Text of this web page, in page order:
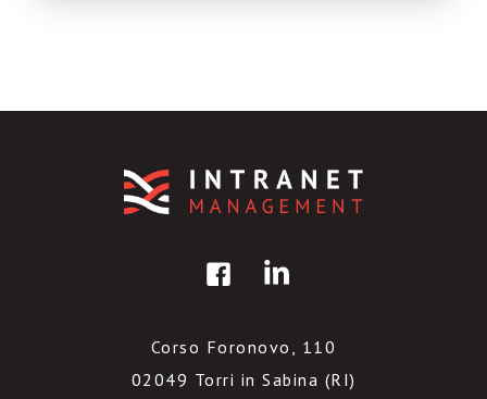
Corso Foronovo, 110
02049 Torri in Sabina (RI)